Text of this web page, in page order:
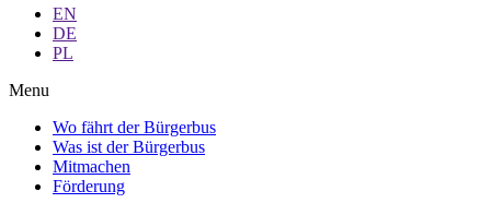
EN
DE
PL
Menu
Wo fährt der Bürgerbus
Was ist der Bürgerbus
Mitmachen
Förderung